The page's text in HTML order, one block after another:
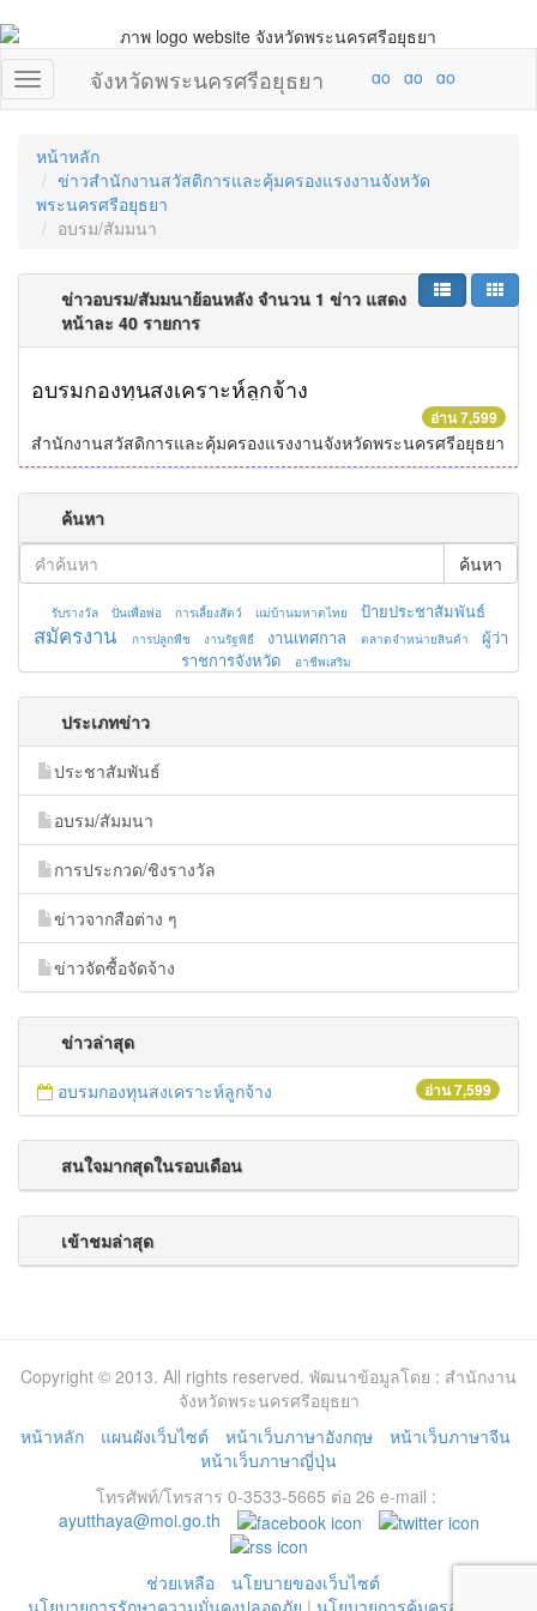
จังหวัดพระนครศรีอยุธยา
หน้าหลัก
ข่าวสำนักงานสวัสดิการและคุ้มครองแรงงานจังหวัด
พระนครศรีอยุธยา
อบรม/สัมมนา
ข่าวอบรม/สัมมนาย้อนหลัง จำนวน 1 ข่าว แสดง
หน้าละ 40 รายการ
อบรมกองทุนสงเคราะห์ลูกจ้าง
อ่าน 7,599
สำนักงานสวัสดิการและคุ้มครองแรงงานจังหวัดพระนครศรีอยุธยา
ค้นหา
ค้นหา
รับรางวัล ปั่นเพื่อพ่อ การเลี้ยงสัตว์ แม่บ้านมหาดไทย ป้ายประชาสัมพันธ์
สมัครงาน การปลูกพืช งานรัฐพิธี งานเทศกาล ตลาดจำหน่ายสินค้า
ผู้ว่า
ราชการจังหวัด
อาชีพเสริม
ประเภทข่าว
ประชาสัมพันธ์
อบรม/สัมมนา
การประกวด/ชิงรางวัล
ข่าวจากสือต่าง ๆ
ข่าวจัดซื้อจัดจ้าง
ข่าวล่าสุด
อ่าน 7,599
อบรมกองทุนสงเคราะห์ลูกจ้าง
สนใจมากสุดในรอบเดือน
เข้าชมล่าสุด
Copyright © 2013. All rights reserved. พัฒนาข้อมูลโดย : สำนักงาน
จังหวัดพระนครศรีอยุธยา
หน้าหลัก
แผนผังเว็บไซต์ หน้าเว็บภาษาอังกฤษ
หน้าเว็บภาษาจีน
หน้าเว็บภาษาญี่ปุ่น
โทรศัพท์/โทรสาร 0-3533-5665 ต่อ 26 e-mail :
ayutthaya@moi.go.th
ช่วยเหลือ
นโยบายของเว็บไซต์